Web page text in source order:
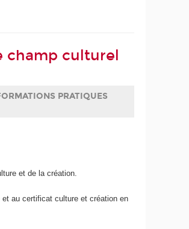
culturel
PRATIQUES
et de la création.
au certificat culture et création en